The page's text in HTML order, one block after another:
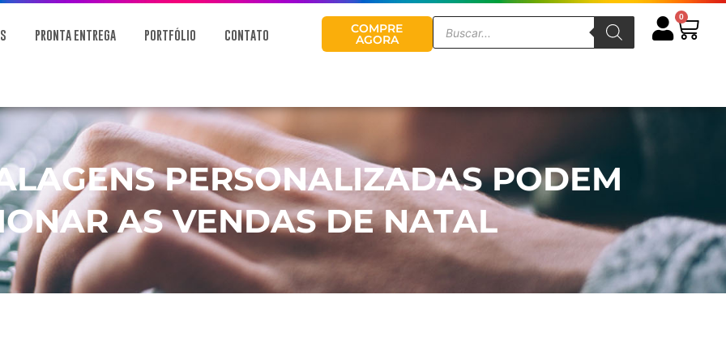
PRONTA ENTREGA PORTFÓLIO CONTATO COMPRE
AGORA
Pesquisar
produtos
0
Cart
PERSONALIZADAS PODEM
AS VENDAS DE NATAL